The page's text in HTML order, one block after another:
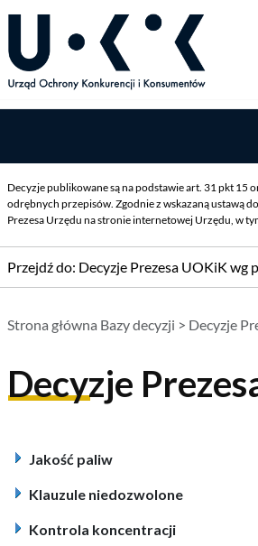
Decyzje publikowane są na podstawie art. 31 pkt
odrębnych przepisów. Zgodnie z wskazaną ustawą
Prezesa Urzędu na stronie internetowej Urzędu, w
Przejdź do: Decyzje Prezesa UOKiK wg
Strona główna Bazy decyzji > Decyzje
Decyzje
Jakość paliw
Klauzule niedozwolone
Kontrola koncentracji